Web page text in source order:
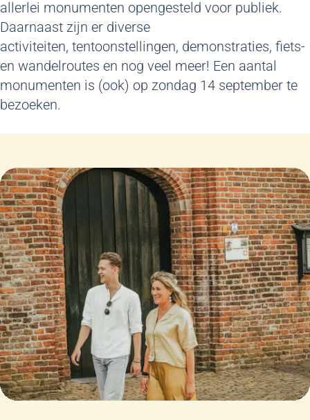
allerlei monumenten opengesteld voor publiek.
Daarnaast zijn er diverse
activiteiten, tentoonstellingen, demonstraties, fiets-
en wandelroutes en nog veel meer! Een aantal
monumenten is (ook) op zondag 14 september te
bezoeken.